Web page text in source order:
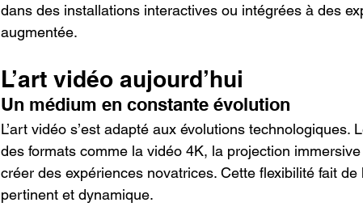
dans des installations interactives ou intégrées à des
augmentée.
L’art vidéo aujourd’hui
Un médium en constante évolution
L’art vidéo s’est adapté aux évolutions
des formats comme la vidéo 4K, la projection
créer des expériences novatrices. Cette flexibilité fait
pertinent et dynamique.